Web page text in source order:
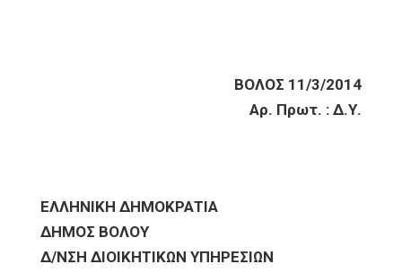
ΒΟΛΟΣ 11/3/2014
Αρ. Πρωτ. : Δ.Υ.
ΕΛΛΗΝΙΚΗ ΔΗΜΟΚΡΑΤΙΑ
ΔΗΜΟΣ ΒΟΛΟΥ
Δ/ΝΣΗ ΔΙΟΙΚΗΤΙΚΩΝ ΥΠΗΡΕΣΙΩΝ